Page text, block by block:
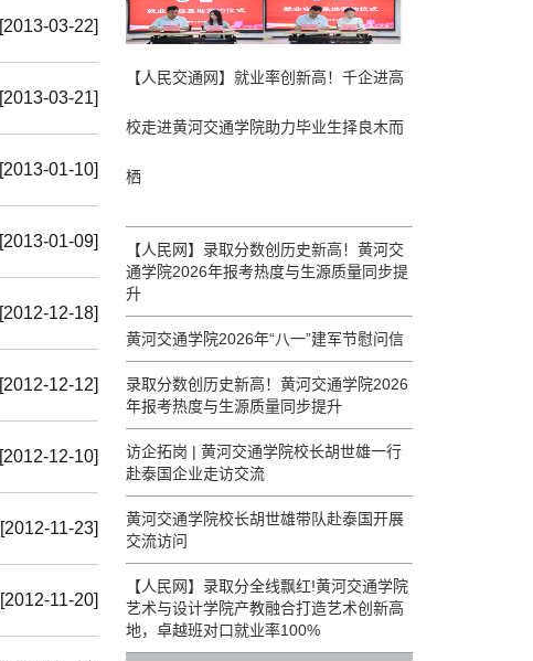
[2013-03-22]
[2013-03-21]
[2013-01-10]
[2013-01-09]
[2012-12-18]
[2012-12-12]
[2012-12-10]
[2012-11-23]
[2012-11-20]
【人民交通网】就业率创新高！千企进高
校走进黄河交通学院助力毕业生择良木而
栖
【人民网】录取分数创历史新高！黄河交
通学院2026年报考热度与生源质量同步提
升
黄河交通学院2026年“八一”建军节慰问信
录取分数创历史新高！黄河交通学院2026
年报考热度与生源质量同步提升
访企拓岗 | 黄河交通学院校长胡世雄一行
赴泰国企业走访交流
黄河交通学院校长胡世雄带队赴泰国开展
交流访问
【人民网】录取分全线飘红!黄河交通学院
艺术与设计学院产教融合打造艺术创新高
地，卓越班对口就业率100%